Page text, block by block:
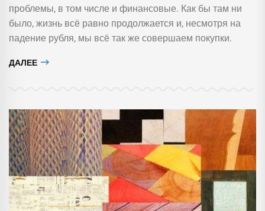
проблемы, в том числе и финансовые. Как бы там ни
было, жизнь всё равно продолжается и, несмотря на
падение рубля, мы всё так же совершаем покупки.
ДАЛЕЕ